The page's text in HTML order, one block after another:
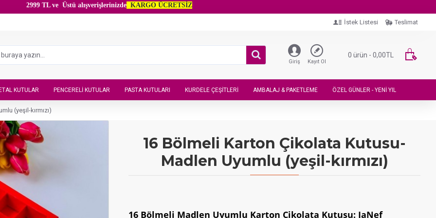
2999 TL ve Üstü alışverişlerinizdeKARGO ÜCRETSİZ
İstek Listesi Teslimat
Giriş Kayıt Ol
0 ürün - 0,00TL
KUTULAR PENCERELI KUTULAR PASTA KUTULARI KURDELE ÇEŞITLERI AMBALAJ & PAKETLEME ÖZEL GÜNLER - YENI YIL
(yeşil-kırmızı)
16 Bölmeli Karton Çikolata Kutusu-
Madlen Uyumlu (yeşil-kırmızı)
16 Bölmeli Madlen Uyumlu Karton Çikolata Kutusu: JaNef